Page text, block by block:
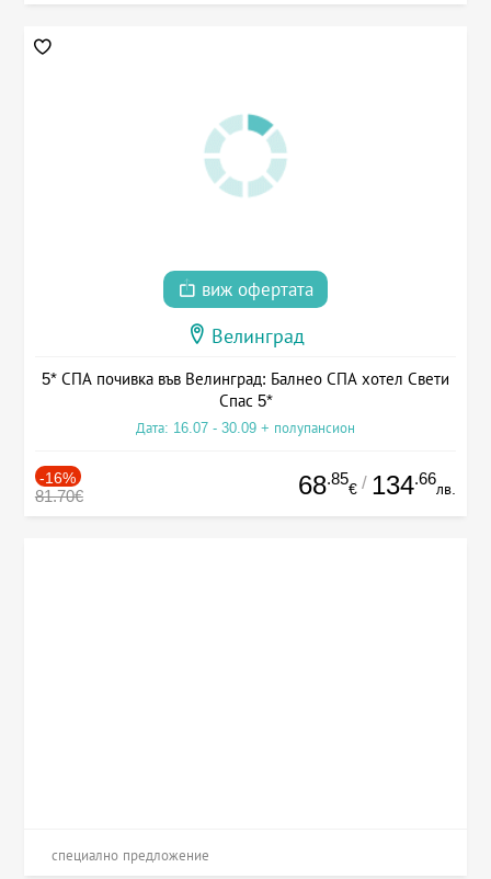
виж офертата
Велинград
5* СПА почивка във Велинград: Балнео СПА хотел Свети
Спас 5*
Дата: 16.07 - 30.09 + полупансион
-16%
81.70€ 68.85
€ / 134.66
лв.
специално предложение